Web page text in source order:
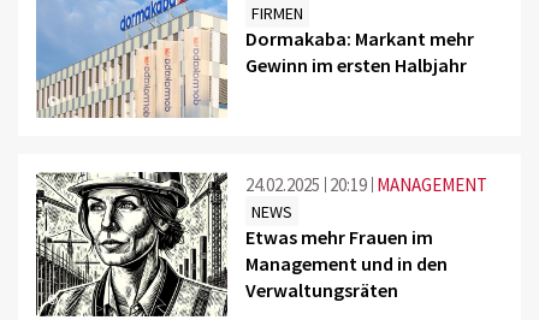
©
FIRMEN
Dormakaba: Markant mehr
Gewinn im ersten Halbjahr
©
24.02.2025 20:19 MANAGEMENT
NEWS
Etwas mehr Frauen im
Management und in den
Verwaltungsräten